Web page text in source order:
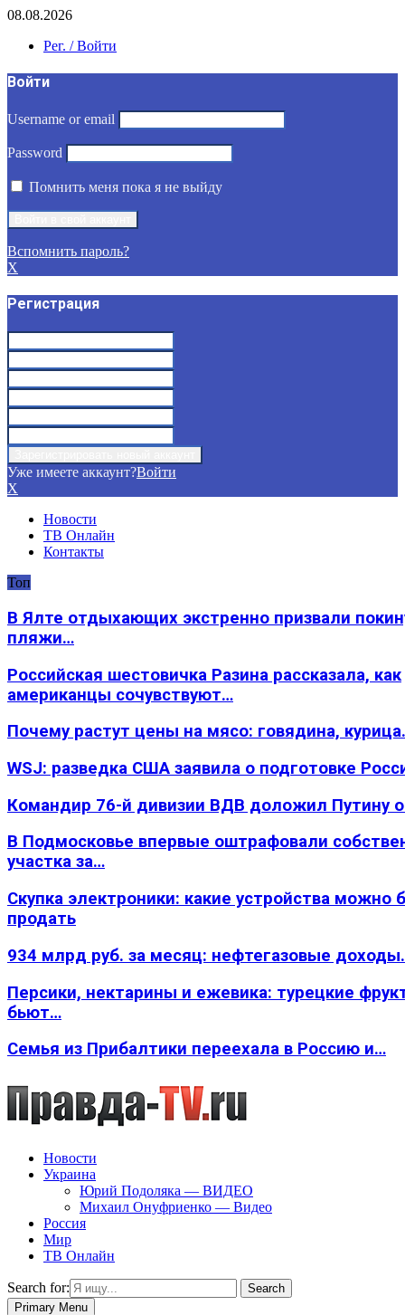
08.08.2026
Рег. / Войти
Войти
Username or email
Password
Помнить меня пока я не выйду
Вспомнить пароль?
X
Регистрация
Уже имеете аккаунт?Войти
X
Новости
ТВ Онлайн
Контакты
Топ
В Ялте отдыхающих экстренно призвали
пляжи…
Российская шестовичка Разина рассказала, как
американцы сочувствуют…
Почему растут цены на мясо: говядина,
WSJ: разведка США заявила о подготовке
Командир 76-й дивизии ВДВ доложил Путину
В Подмосковье впервые оштрафовали
участка за…
Скупка электроники: какие устройства можно
продать
934 млрд руб. за месяц: нефтегазовые
Персики, нектарины и ежевика: турецкие
бьют…
Семья из Прибалтики переехала в Россию и…
Новости
Украина
Юрий Подоляка — ВИДЕО
Михаил Онуфриенко — Видео
Россия
Мир
ТВ Онлайн
Search for:
Search
Primary Menu